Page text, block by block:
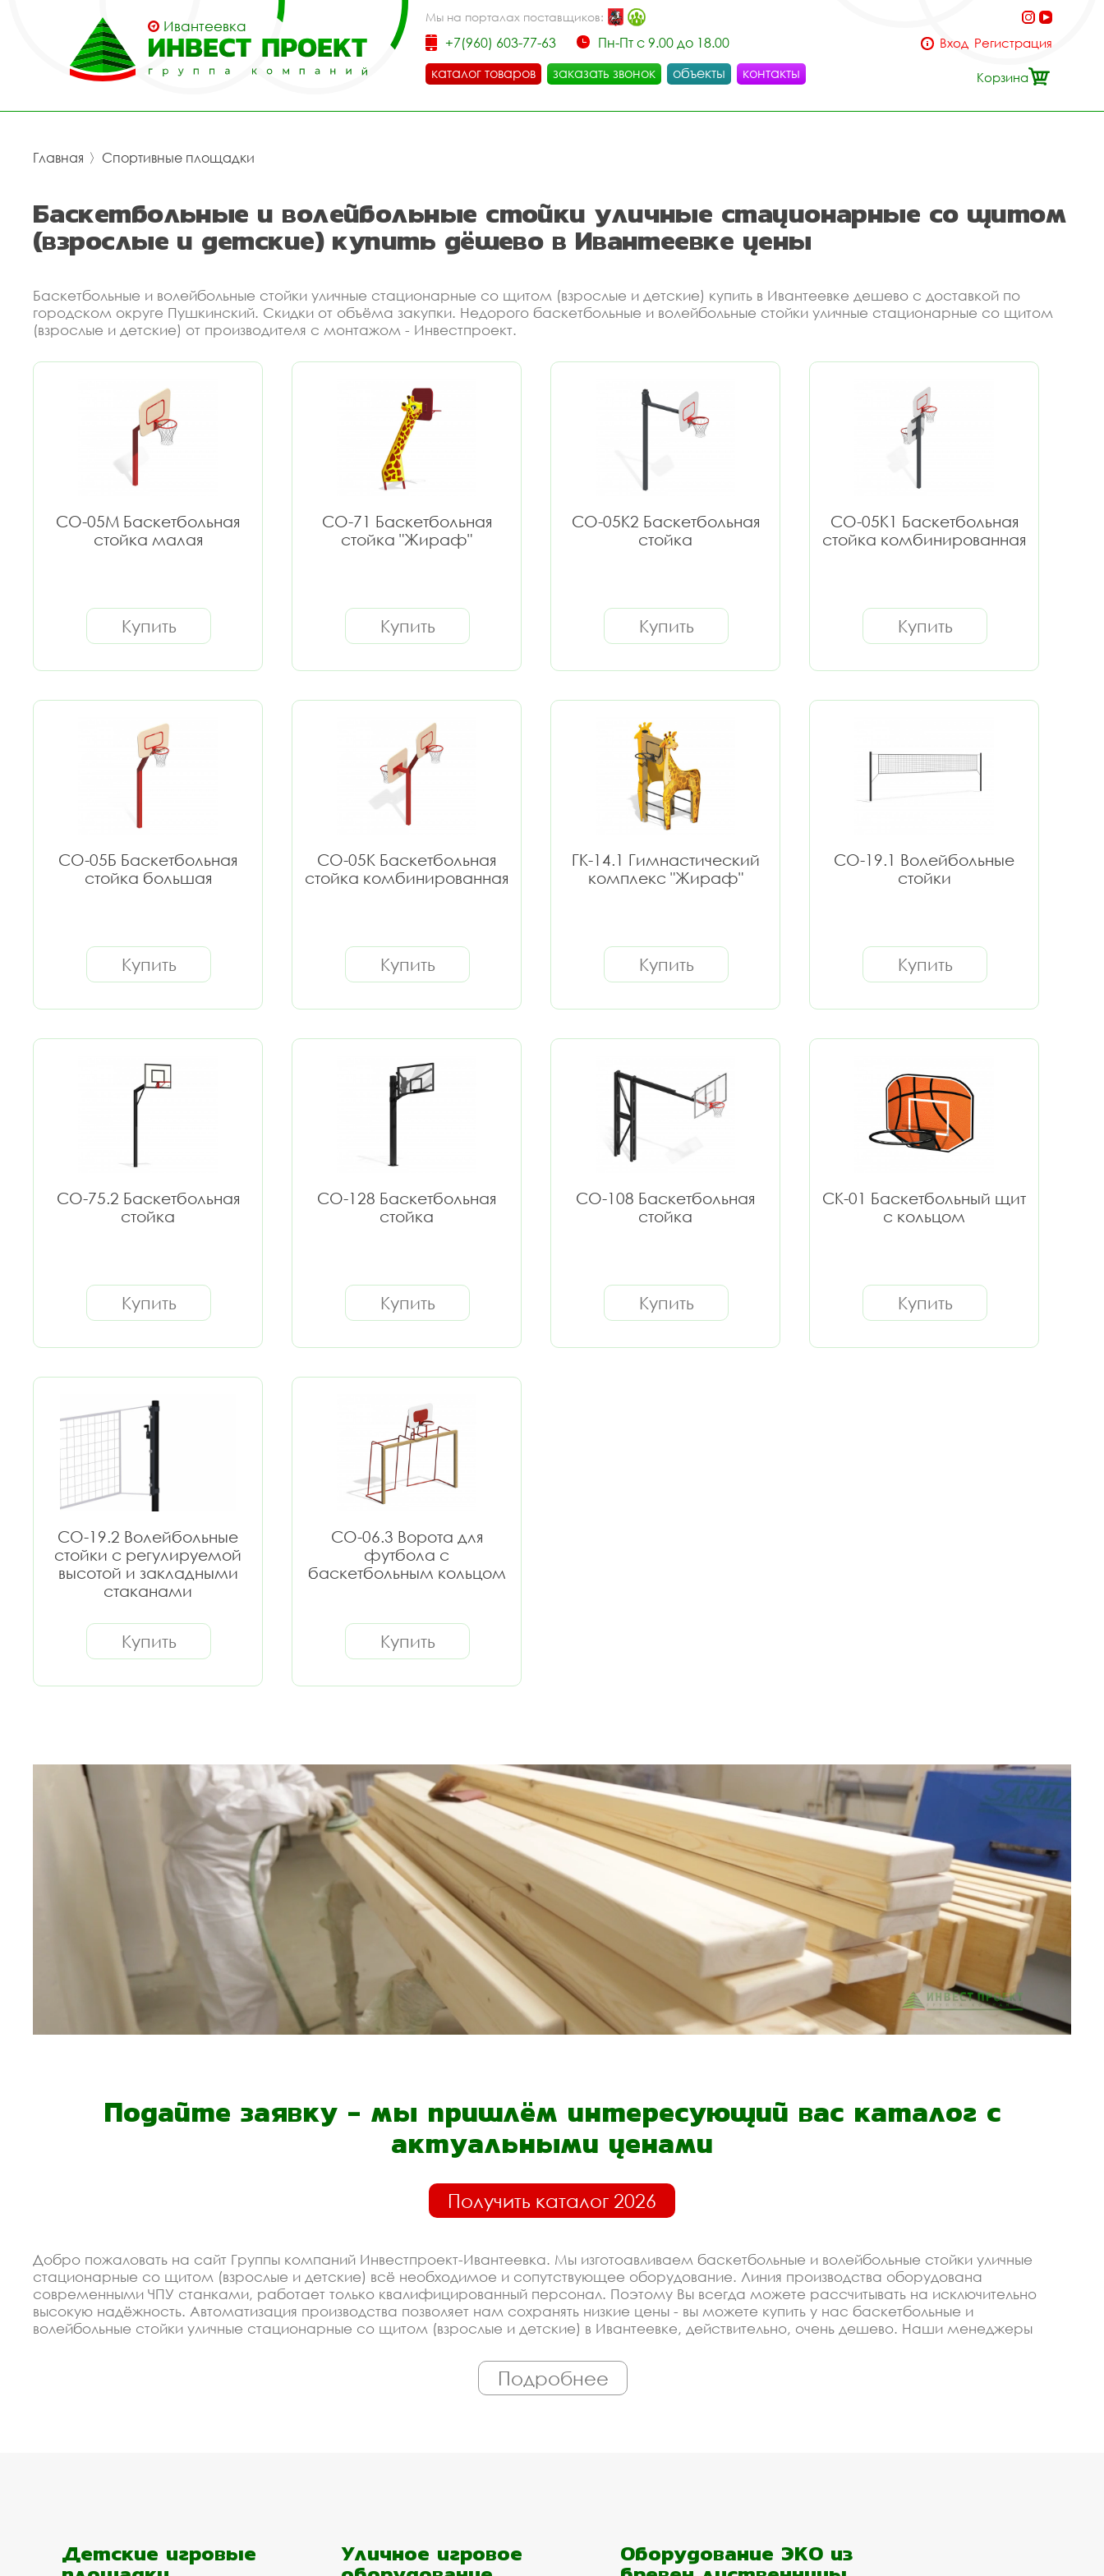
Ивантеевка
Мы на порталах поставщиков:
+7(960) 603-77-63
Пн-Пт с 9.00 до 18.00
каталог товаров
заказать звонок объекты контакты
Вход Регистрация
Корзина
Главная 〉 Спортивные площадки
Баскетбольные и волейбольные стойки уличные стационарные со щитом
(взрослые и детские) купить дёшево в Ивантеевке цены
Баскетбольные и волейбольные стойки уличные стационарные со щитом (взрослые и детские) купить в Ивантеевке дешево с доставкой по
городском округе Пушкинский. Скидки от объёма закупки. Недорого баскетбольные и волейбольные стойки уличные стационарные со щитом
(взрослые и детские) от производителя с монтажом - Инвестпроект.
СО-05М Баскетбольная
стойка малая
Купить
СО-71 Баскетбольная
стойка "Жираф"
Купить
СО-05К2 Баскетбольная
стойка
Купить
СО-05К1 Баскетбольная
стойка комбинированная
Купить
СО-05Б Баскетбольная
стойка большая
Купить
СО-05К Баскетбольная
стойка комбинированная
Купить
ГК-14.1 Гимнастический
комплекс "Жираф"
Купить
СО-19.1 Волейбольные
стойки
Купить
СО-75.2 Баскетбольная
стойка
Купить
СО-128 Баскетбольная
стойка
Купить
СО-108 Баскетбольная
стойка
Купить
СК-01 Баскетбольный щит
с кольцом
Купить
СО-19.2 Волейбольные
стойки с регулируемой
высотой и закладными
стаканами
Купить
СО-06.3 Ворота для
футбола с
баскетбольным кольцом
Купить
Подайте заявку - мы пришлём интересующий вас каталог с
актуальными ценами
Получить каталог 2026
Добро пожаловать на сайт Группы компаний Инвестпроект-Ивантеевка. Мы изготоавливаем баскетбольные и волейбольные стойки уличные
стационарные со щитом (взрослые и детские) всё необходимое и сопутствующее оборудование. Линия производства оборудована
современными ЧПУ станками, работает только квалифицированный персонал. Поэтому Вы всегда можете рассчитывать на исключительно
высокую надёжность. Автоматизация производства позволяет нам сохранять низкие цены - вы можете купить у нас баскетбольные и
волейбольные стойки уличные стационарные со щитом (взрослые и детские) в Ивантеевке, действительно, очень дешево. Наши менеджеры
экологически чистые материалы. Можем производить оборудование баскетбольные и волейбольные стойки уличные стационарные со щитом
это гарантия низкой цены, своевременное выполнение заказа и высокая надёжность.
Подробнее
Детские игровые Уличное игровое Оборудование ЭКО из